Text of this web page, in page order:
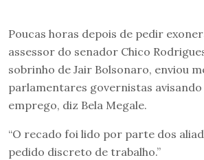
Poucas horas depois de pedir
assessor do senador Chico
sobrinho de Jair Bolsonaro, enviou
parlamentares governistas avisando
emprego, diz Bela Megale.
“O recado foi lido por parte dos
pedido discreto de trabalho.”